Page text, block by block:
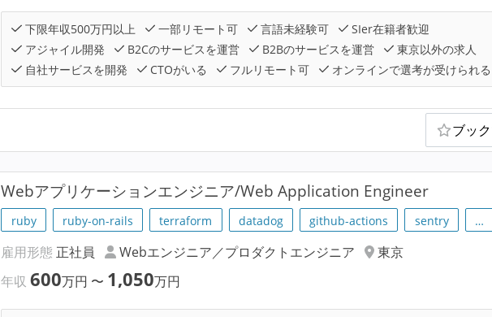
下限年収500万円以上 一部リモート可 言語未経験可
SIer在籍者歓迎
アジャイル開発
B2Cのサービスを運営 B2Bのサービスを運営
東京以外の求人
自社サービスを開発
CTOがいる フルリモート可 オンラインで選考が受けられる
ブッ
Webアプリケーションエンジニア/Web Application Engineer
ruby ruby-on-rails terraform datadog github-actions sentry …
雇用形態 正社員 Webエンジニア／プロダクトエンジニア
東京
年収600万円 〜 1,050万円